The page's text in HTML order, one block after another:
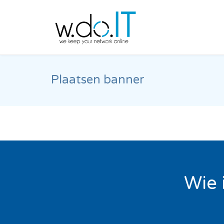
Plaatsen banner
Wie